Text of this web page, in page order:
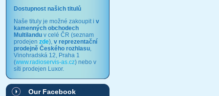
Dostupnost našich titulů
Naše tituly je možné zakoupit i v
kamenných obchodech
Multilandu v celé ČR (seznam
prodejen zde), v reprezentační
prodejně Českého rozhlasu,
Vinohradská 12, Praha 1
(www.radioservis-as.cz) nebo v
síti prodejen Luxor.
Our Facebook